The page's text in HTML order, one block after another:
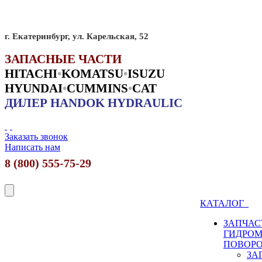
г. Екатеринбург, ул. Карельская, 52
ЗАПАСНЫЕ ЧАСТИ
HITACHI•KOMATSU•ISUZU
HYUNDAI•CUMMINS•CAT
ДИЛЕР HANDOK HYDRAULIC
Заказать звонок
Написать нам
8 (800) 555-75-29
КАТАЛОГ